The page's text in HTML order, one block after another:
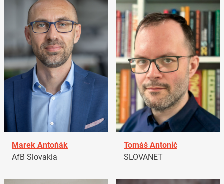
Marek Antoňák
AfB Slovakia
Tomáš Antonič
SLOVANET